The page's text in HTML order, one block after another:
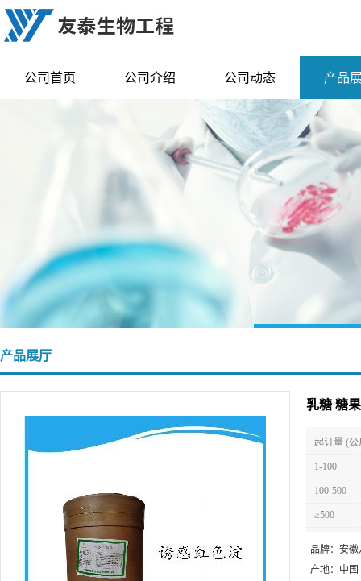
公司首页 公司介绍 公司动态 产品
产品展厅
乳糖 糖
起订量 (公
1-100
100-500
≥500
品牌： 安徽
产地： 中国